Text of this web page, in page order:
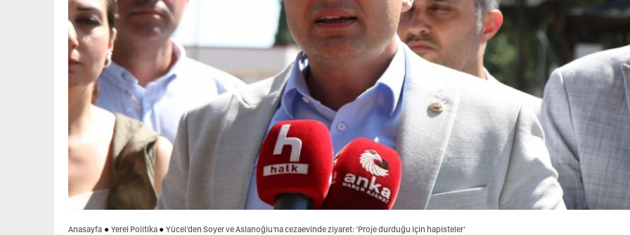
Anasayfa Yerel Politika Yücel’den Soyer ve Aslanoğlu’na cezaevinde ziyaret: ‘Proje durduğu için hapisteler’